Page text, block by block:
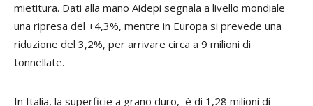
mietitura. Dati alla mano Aidepi segnala a livello mondiale
una ripresa del +4,3%, mentre in Europa si prevede una
riduzione del 3,2%, per arrivare circa a 9 milioni di
tonnellate.
In Italia, la superficie a grano duro, è di 1,28 milioni di